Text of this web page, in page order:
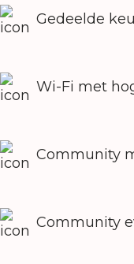
Gedeelde
Wi-Fi met
Community
Community